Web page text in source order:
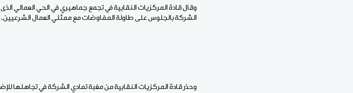
الشركة بالجلوس على طاولة المفاوضات مع ممثلي العمال الشرعيين.
وحذر قادة المركزيات النقابية من مغبة تمادي الشركة في تجاهلها